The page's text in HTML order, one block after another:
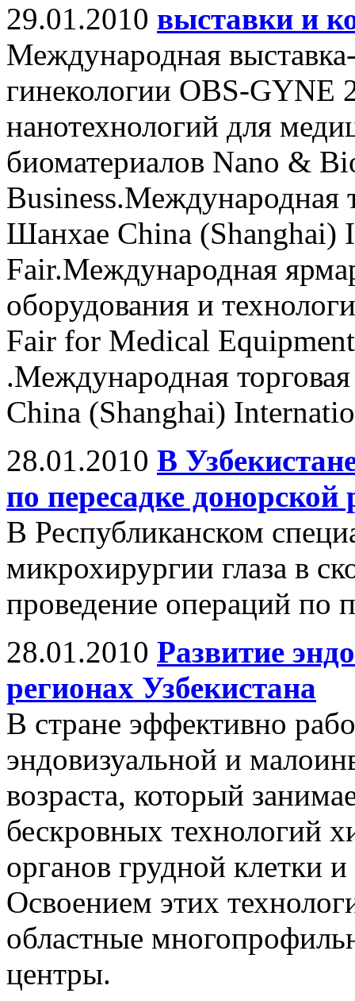
29.01.2010 выставки и
Международная
гинекологии OBS-GYNE
нанотехнологий для
биоматериалов Nano &
Business.Международная
Шанхае China (Shanghai)
Fair.Международная
оборудования и
Fair for Medical
.Международная
China (Shanghai)
28.01.2010 В
по пересадке
В Республиканском
микрохирургии глаза в
проведение операций по
28.01.2010 Развитие
регионах Узбекистана
В стране эффективно
эндовизуальной и
возраста, который
бескровных технологий
органов грудной клетки
Освоением этих
областные
центры.